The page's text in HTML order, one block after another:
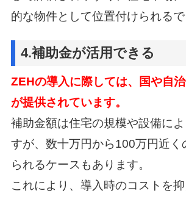
的な物件として位置付けられるで
4.補助金が活用できる
ZEHの導入に際しては、国や自
が提供されています。
補助金額は住宅の規模や設備に
すが、 数十万円から100万円近く
られるケースもあります。
これにより、導入時のコストを